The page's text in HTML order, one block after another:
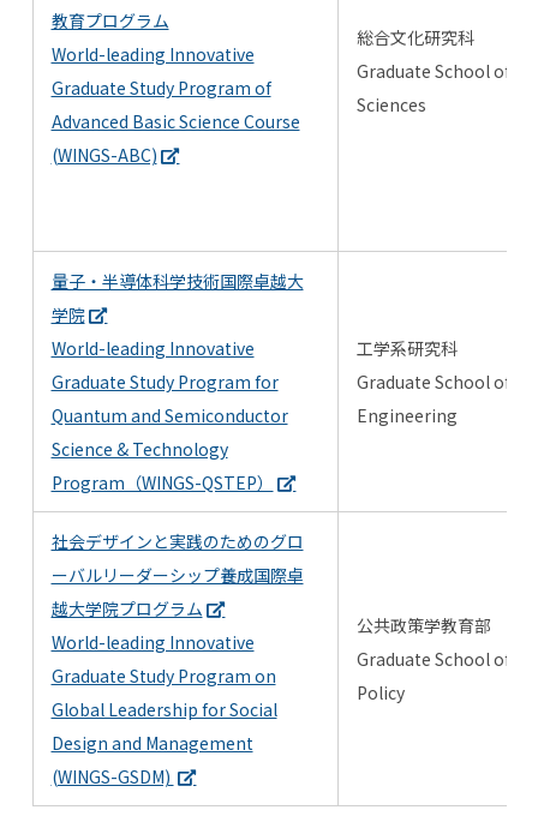
教育プログラム
World-leading Innovative
Graduate Study Program of
Advanced Basic Science Course
(WINGS-ABC)
総合文化研究科
Graduate School of
Sciences
量子・半導体科学技術国際卓越大
学院
World-leading Innovative
Graduate Study Program for
Quantum and Semiconductor
Science & Technology
Program（WINGS-QSTEP）
工学系研究科
Graduate School of
Engineering
社会デザインと実践のためのグロ
ーバルリーダーシップ養成国際卓
越大学院プログラム
World-leading Innovative
Graduate Study Program on
Global Leadership for Social
Design and Management
(WINGS-GSDM)
公共政策学教育部
Graduate School of
Policy